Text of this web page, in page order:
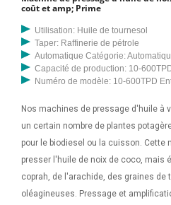
coût et amp; Prime
Utilisation: Huile de tournesol
Taper: Raffinerie de pétrole
Automatique Catégorie:
Capacité de production: 10-
Numéro de modèle: 10-600TPD
Nos machines de pressage d'huile à
un certain nombre de plantes
pour le biodiesel ou la cuisson. Cette
presser l'huile de noix de coco, mais
coprah, de l'arachide, des graines
oléagineuses. Pressage et